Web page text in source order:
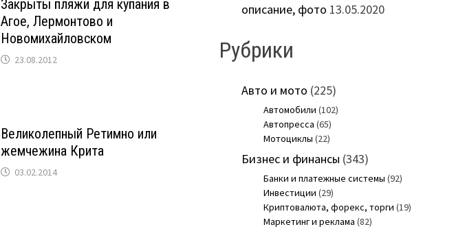
Закрыты пляжи для купания в
Агое, Лермонтово и
Новомихайловском
23.08.2012
Великолепный Ретимно или
жемчежина Крита
03.02.2014
описание, фото 13.05.2020
Рубрики
Авто и мото (225)
Автомобили (102)
Автопресса (65)
Мотоциклы (22)
Бизнес и финансы (343)
Банки и платежные системы (92)
Инвестиции (29)
Криптовалюта, форекс, торги (19)
Маркетинг и реклама (82)